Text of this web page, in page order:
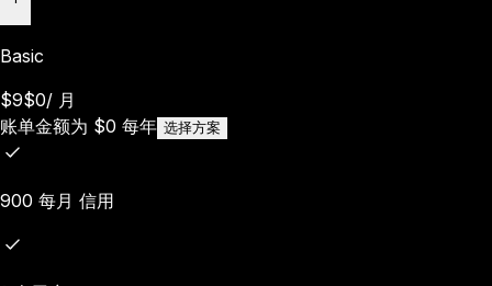
Basic
$9$0/ 月
账单金额为 $0 每年 选择方案
900 每月 信用